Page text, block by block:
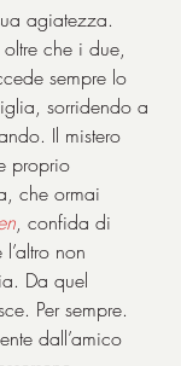
agiatezza.
che i due,
sempre lo
sorridendo a
Il mistero
proprio
che ormai
, confida di
l’altro non
Da quel
Per sempre.
dall’amico